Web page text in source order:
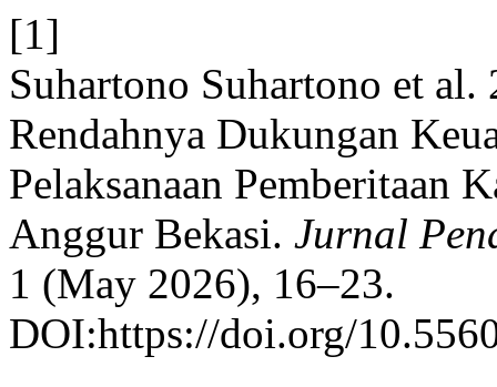
[1]
Suhartono Suhartono et
Rendahnya Dukungan
Pelaksanaan Pemberitaan
Anggur Bekasi. Jurnal
1 (May 2026), 16–23.
DOI:https://doi.org/